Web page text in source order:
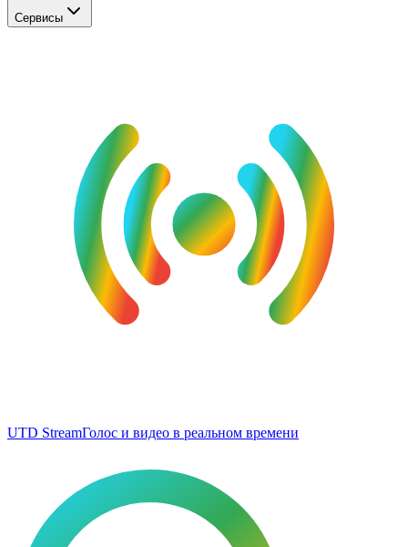
Сервисы
UTD StreamГолос и видео в реальном времени